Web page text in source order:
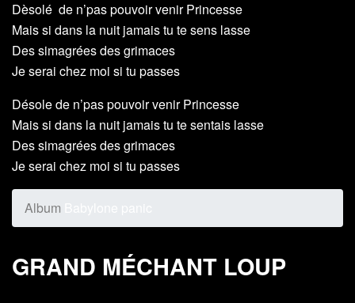
Dèsolé de n’pas pouvoir venir Princesse
Mais si dans la nuit jamais tu te sens lasse
Des simagrées des grimaces
Je serai chez moi si tu passes
Désole de n’pas pouvoir venir Princesse
Mais si dans la nuit jamais tu te sentais lasse
Des simagrées des grimaces
Je serai chez moi si tu passes
Album
GRAND MÉCHANT LOUP